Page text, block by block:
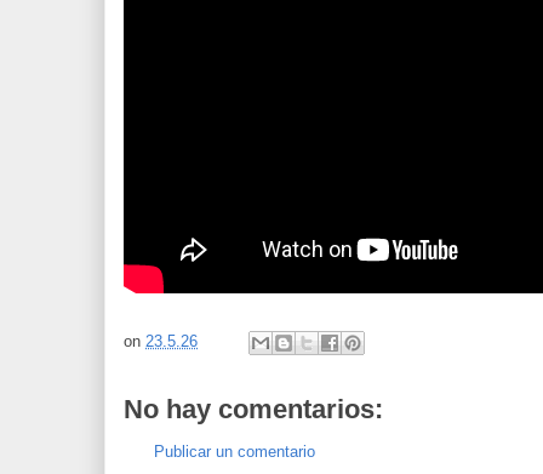
on 23.5.26
No hay comentarios:
Publicar un comentario